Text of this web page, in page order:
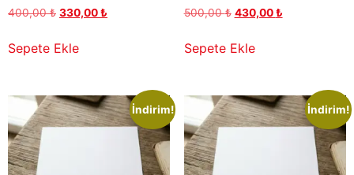
400,00₺ 330,00₺
Sepete Ekle
500,00₺ 430,00₺
Sepete Ekle
İndirim! İndirim!